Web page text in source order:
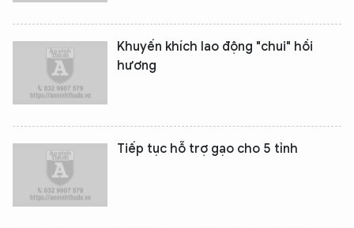
Khuyến khích lao động "chui" hồi
hương
Tiếp tục hỗ trợ gạo cho 5 tỉnh